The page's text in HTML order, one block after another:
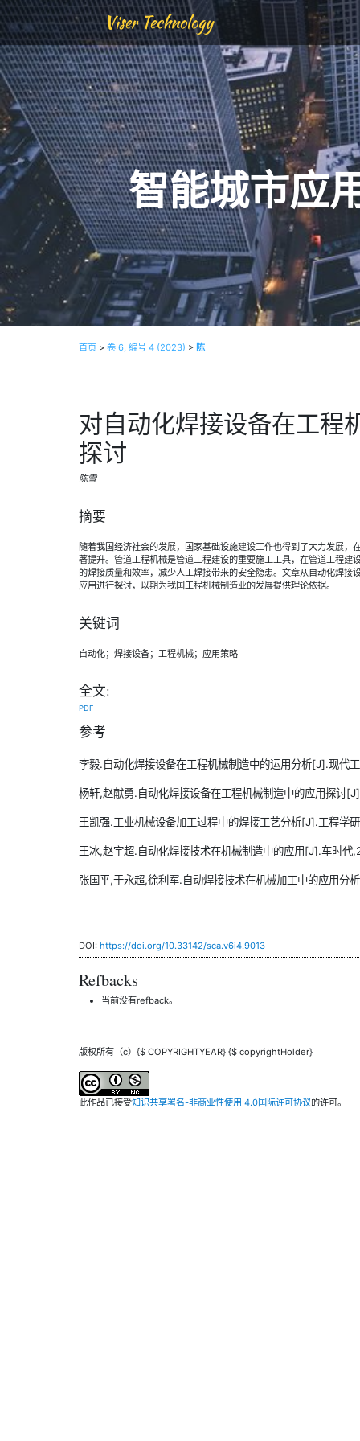
Viser Technology
智能城市应
首页 > 卷 6, 编号 4 (2023) > 陈
对自动化焊接设备在工程
探讨
陈雪
摘要
随着我国经济社会的发展，国家基础设施建设工作也得到了大力发展
著提升。管道工程机械是管道工程建设的重要施工工具，在管道工程建
的焊接质量和效率，减少人工焊接带来的安全隐患。文章从自动化焊
应用进行探讨，以期为我国工程机械制造业的发展提供理论依据。
关键词
自动化；焊接设备；工程机械；应用策略
全文:
PDF
参考
李毅.自动化焊接设备在工程机械制造中的运用分析[J].现代
杨轩,赵献勇.自动化焊接设备在工程机械制造中的应用探讨
王凯强.工业机械设备加工过程中的焊接工艺分析[J].工程学
王冰,赵宇超.自动化焊接技术在机械制造中的应用[J].车时
张国平,于永超,徐利军.自动焊接技术在机械加工中的应用
DOI: https://doi.org/10.33142/sca.v6i4.9013
Refbacks
当前没有refback。
版权所有（c）{$ COPYRIGHTYEAR} {$ copyrightHolder}
此作品已接受知识共享署名-非商业性使用 4.0国际许可协议的许可。